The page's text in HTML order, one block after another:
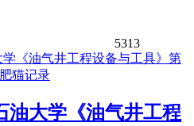
5313
油大学《油气井工程